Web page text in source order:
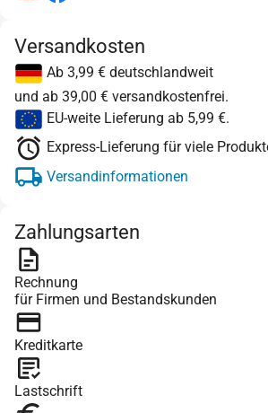
Versandkosten
Ab 3,99 € deutschlandweit
und ab 39,00 € versandkostenfrei.
EU-weite Lieferung ab 5,99 €.
Express-Lieferung für viele
Versandinformationen
Zahlungsarten
Rechnung
für Firmen und Bestandskunden
Kreditkarte
Lastschrift